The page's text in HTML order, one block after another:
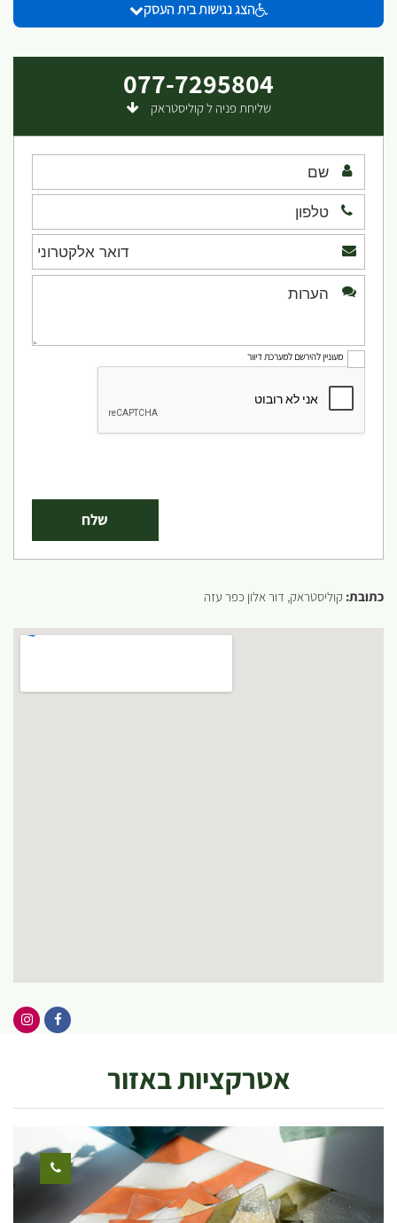
הצג נגישות בית העסק
077-7295804
שליחת פניה ל קוליסטראק
מעוניין להירשם למערכת דיוור
כתובת: קוליסטראק, דור אלון כפר עזה
אטרקציות באזור